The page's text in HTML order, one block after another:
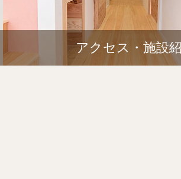
アクセス・施設